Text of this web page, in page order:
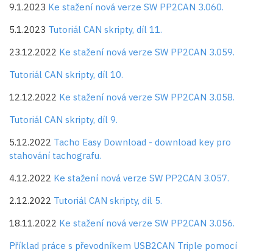
9.1.2023 Ke stažení nová verze SW PP2CAN 3.060.
5.1.2023 Tutoriál CAN skripty, díl 11.
23.12.2022 Ke stažení nová verze SW PP2CAN 3.059.
Tutoriál CAN skripty, díl 10.
12.12.2022 Ke stažení nová verze SW PP2CAN 3.058.
Tutoriál CAN skripty, díl 9.
5.12.2022 Tacho Easy Download - download key pro
stahování tachografu.
4.12.2022 Ke stažení nová verze SW PP2CAN 3.057.
2.12.2022 Tutoriál CAN skripty, díl 5.
18.11.2022 Ke stažení nová verze SW PP2CAN 3.056.
Příklad práce s převodníkem USB2CAN Triple pomocí